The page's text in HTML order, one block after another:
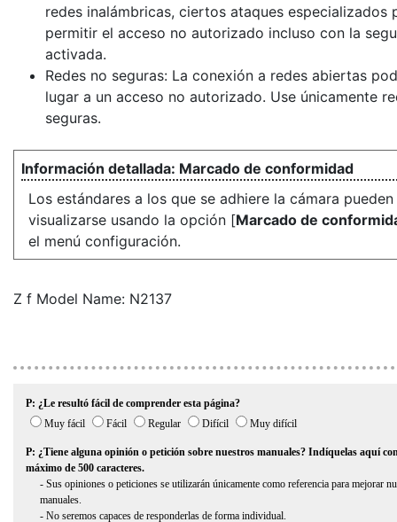
redes inalámbricas, ciertos ataques especializados
permitir el acceso no autorizado incluso con la
activada.
Redes no seguras: La conexión a redes abiertas
lugar a un acceso no autorizado. Use únicamente
seguras.
Marcado de conformidad
Los estándares a los que se adhiere la cámara pueden
visualizarse usando la opción [Marcado de
el menú configuración.
Z f Model Name: N2137